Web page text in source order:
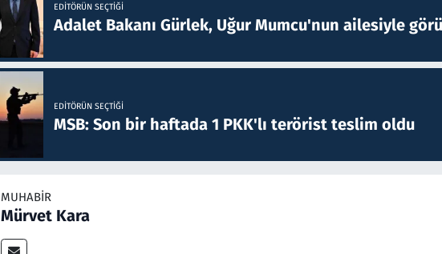
EDITÖRÜN SEÇTIĞI
Adalet Bakanı Gürlek, Uğur Mumcu'nun ailesiyle
EDITÖRÜN SEÇTIĞI
MSB: Son bir haftada 1 PKK'lı terörist teslim oldu
MUHABIR
Mürvet Kara